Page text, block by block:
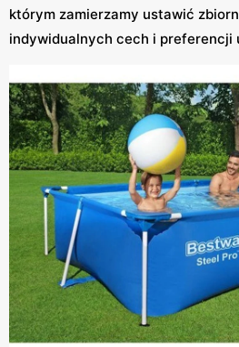
którym zamierzamy ustawić
indywidualnych cech i preferencji